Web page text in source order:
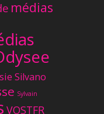
médias
Silvano
Sylvain
VOSTFR